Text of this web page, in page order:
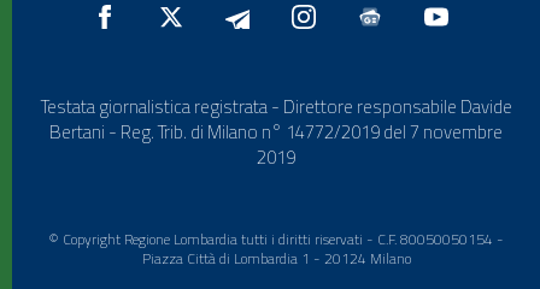
Testata giornalistica registrata - Direttore responsabile Davide
Bertani - Reg. Trib. di Milano n° 14772/2019 del 7 novembre
2019
© Copyright Regione Lombardia tutti i diritti riservati - C.F. 80050050154 -
Piazza Città di Lombardia 1 - 20124 Milano